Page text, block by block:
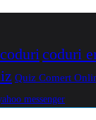
coduricoduri
Quiz Comert
messenger